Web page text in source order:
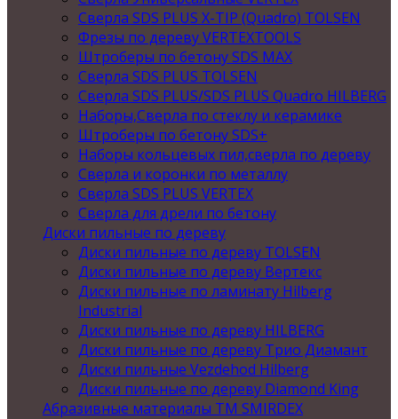
Сверла SDS PLUS X-TIP (Quadro) TOLSEN
Фрезы по дереву VERTEXTOOLS
Штроберы по бетону SDS MAX
Сверла SDS PLUS TOLSEN
Сверла SDS PLUS/SDS PLUS Quadro HILBERG
Наборы,Сверла по стеклу и керамике
Штроберы по бетону SDS+
Наборы кольцевых пил,сверла по дереву
Сверла и коронки по металлу
Сверла SDS PLUS VERTEX
Сверла для дрели по бетону
Диски пильные по дереву
Диски пильные по дереву TOLSEN
Диски пильные по дереву Вертекс
Диски пильные по ламинату Hilberg
Industrial
Диски пильные по дереву HILBERG
Диски пильные по дереву Трио Диамант
Диски пильные Vezdehod Hilberg
Диски пильные по дереву Diamond King
Абразивные материалы ТМ SMIRDEX